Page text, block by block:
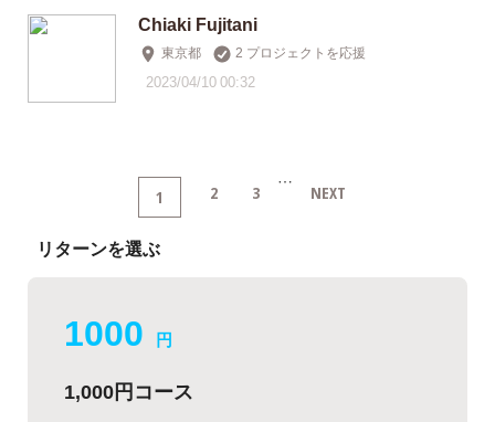
Chiaki Fujitani
東京都 2 プロジェクトを応援
2023/04/10 00:32
1 2 3 … NEXT
リターンを選ぶ
1000 円
1,000円コース